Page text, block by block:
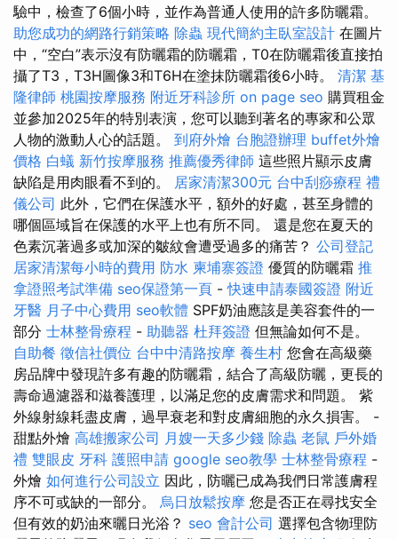
驗中，檢查了6個小時，並作為普通人使用的許多防曬霜。
助您成功的網路行銷策略 除蟲 現代簡約主臥室設計 在圖片
中，“空白”表示沒有防曬霜的防曬霜，T0在防曬霜後直接拍
攝了T3，T3H圖像3和T6H在塗抹防曬霜後6小時。 清潔 基
隆律師 桃園按摩服務 附近牙科診所 on page seo 購買租金
並參加2025年的特別表演，您可以聽到著名的專家和公眾
人物的激動人心的話題。 到府外燴 台胞證辦理 buffet外燴
價格 白蟻 新竹按摩服務 推薦優秀律師 這些照片顯示皮膚
缺陷是用肉眼看不到的。 居家清潔300元 台中刮痧療程 禮
儀公司 此外，它們在保護水平，額外的好處，甚至身體的
哪個區域旨在保護的水平上也有所不同。 還是您在夏天的
色素沉著過多或加深的皺紋會遭受過多的痛苦？ 公司登記
居家清潔每小時的費用 防水 柬埔寨簽證 優質的防曬霜 推
拿證照考試準備 seo保證第一頁 -快速申請泰國簽證 附近
牙醫 月子中心費用 seo軟體 SPF奶油應該是美容套件的一
部分 士林整骨療程 - 助聽器 杜拜簽證 但無論如何不是。
自助餐 徵信社價位 台中中清路按摩 養生村 您會在高級藥
房品牌中發現許多有趣的防曬霜，結合了高級防曬，更長的
壽命過濾器和滋養護理，以滿足您的皮膚需求和問題。 紫
外線射線耗盡皮膚，過早衰老和對皮膚細胞的永久損害。 -
甜點外燴 高雄搬家公司 月嫂一天多少錢 除蟲 老鼠 戶外婚
禮 雙眼皮 牙科 護照申請 google seo教學 士林整骨療程 -
外燴 如何進行公司設立 因此，防曬已成為我們日常護膚程
序不可或缺的一部分。 烏日放鬆按摩 您是否正在尋找安全
但有效的奶油來曬日光浴？ seo 會計公司 選擇包含物理防